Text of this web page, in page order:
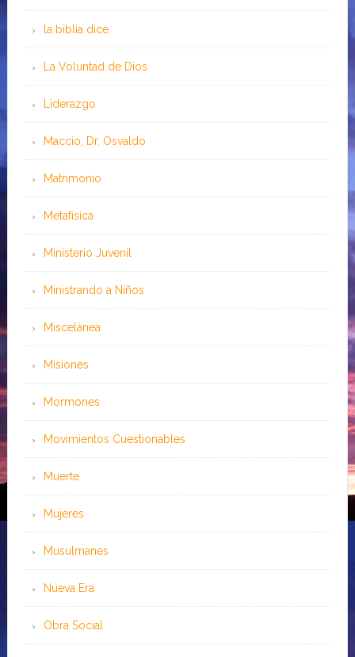
la biblia dice
La Voluntad de Dios
Liderazgo
Maccio, Dr. Osvaldo
Matrimonio
Metafísica
Ministerio Juvenil
Ministrando a Niños
Miscelánea
Misiones
Mormones
Movimientos Cuestionables
Muerte
Mujeres
Musulmanes
Nueva Era
Obra Social